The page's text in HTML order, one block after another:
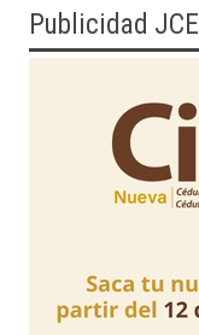
Publicidad JCE